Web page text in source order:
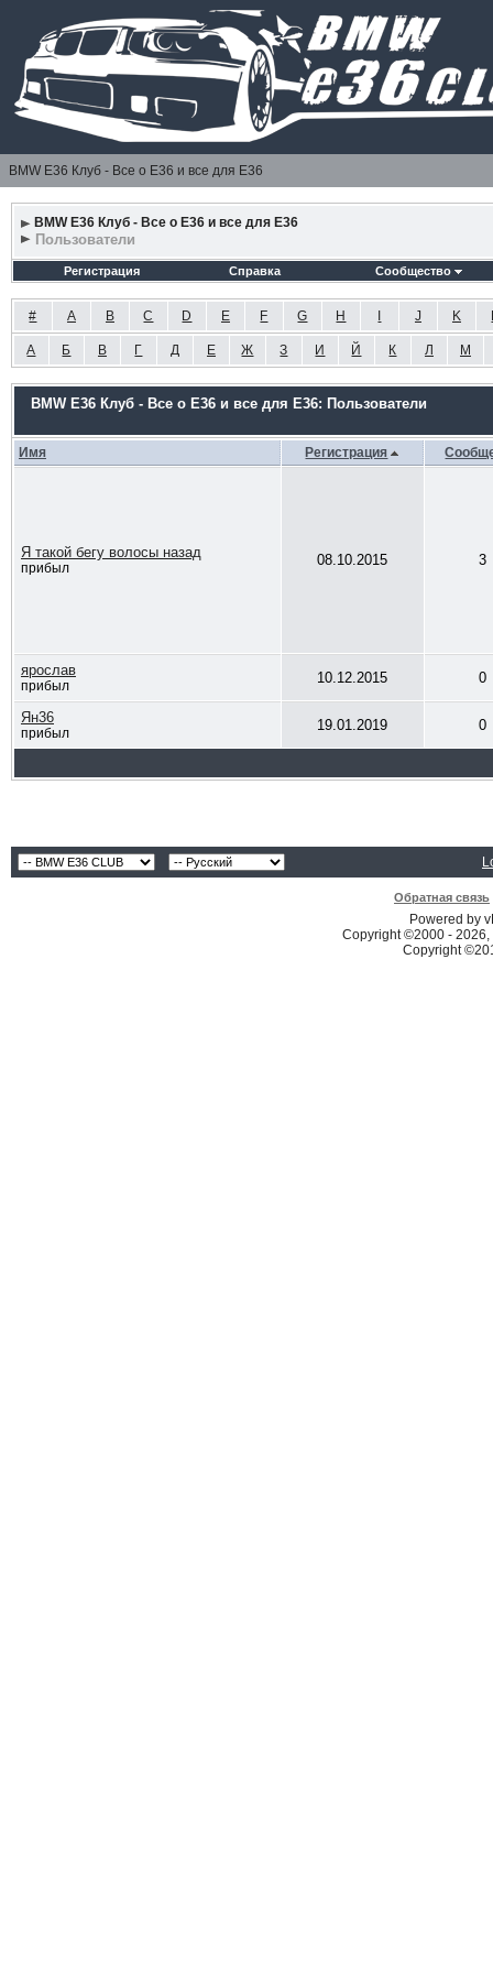
BMW E36 Клуб - Все о Е36 и все для Е36
BMW E36 Клуб - Все о Е36 и все для Е36
Пользователи
Регистрация Справка Сообщество
# A B C D E F G H J K
А Б В Г Д Е Ж З И Й К Л М
BMW E36 Клуб - Все о Е36 и все для Е36: Пользователи
Имя Регистрация
Я такой бегу волосы назад
прибыл 08.10.2015 3
ярослав
прибыл 10.12.2015 0
Ян36
прибыл 19.01.2019 0
Обратная связь
Powered by
Copyright ©2000 -
Copyright